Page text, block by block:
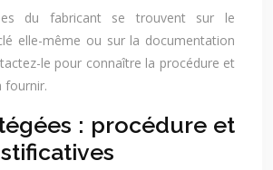
du fabricant se trouvent sur le
elle-même ou sur la documentation
le pour connaître la procédure et
fournir.
: procédure et